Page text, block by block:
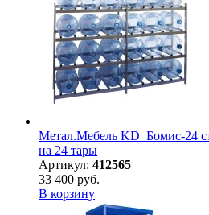
Метал.Мебель KD_Бомис-24
на 24 тары
Артикул: 412565
33 400 руб.
В корзину